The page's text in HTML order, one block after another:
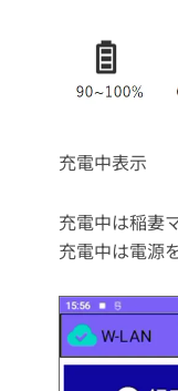
充電中表示
充電中は稲妻
充電中は電源